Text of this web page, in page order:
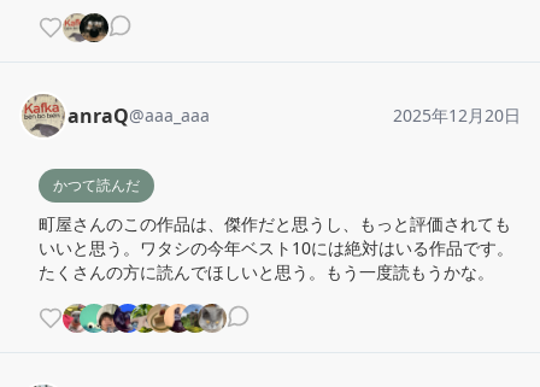
anraQ@aaa_aaa 2025年12月20日
かつて読んだ
町屋さんのこの作品は、傑作だと思うし、もっと評価されても
いいと思う。ワタシの今年ベスト10には絶対はいる作品です。
たくさんの方に読んでほしいと思う。もう一度読もうかな。